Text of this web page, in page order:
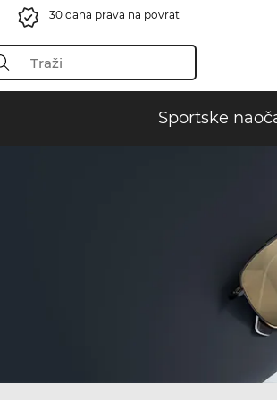
30 dana prava na povrat
Sportske